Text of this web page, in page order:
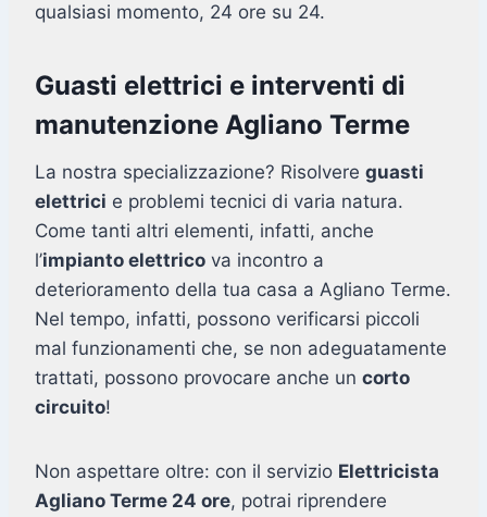
qualsiasi momento, 24 ore su 24.
Guasti elettrici e interventi di
manutenzione Agliano Terme
La nostra specializzazione? Risolvere guasti
elettrici e problemi tecnici di varia natura.
Come tanti altri elementi, infatti, anche
l’impianto elettrico va incontro a
deterioramento della tua casa a Agliano Terme.
Nel tempo, infatti, possono verificarsi piccoli
mal funzionamenti che, se non adeguatamente
trattati, possono provocare anche un corto
circuito!
Non aspettare oltre: con il servizio Elettricista
Agliano Terme 24 ore, potrai riprendere